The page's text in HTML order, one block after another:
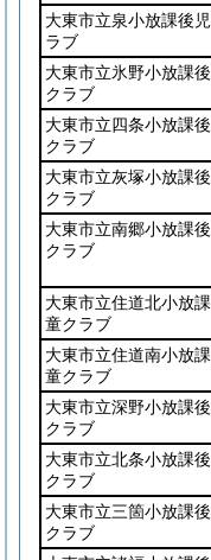
大東市立泉小放課後
ラブ
大東市立氷野小放課
クラブ
大東市立四条小放課
クラブ
大東市立灰塚小放課
クラブ
大東市立南郷小放課
クラブ
大東市立住道北小放
童クラブ
大東市立住道南小放
童クラブ
大東市立深野小放課
クラブ
大東市立北条小放課
クラブ
大東市立三箇小放課
クラブ